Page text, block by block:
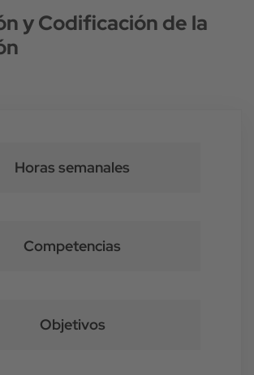
y Codificación de la
Horas semanales
Competencias
Objetivos